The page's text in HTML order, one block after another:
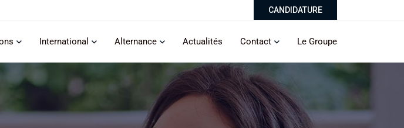
CANDIDATURE
International Alternance Actualités Contact Le Groupe